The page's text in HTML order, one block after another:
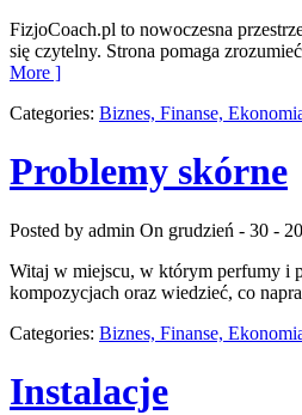
FizjoCoach.pl to nowoczesna
się czytelny. Strona pomaga
More ]
Categories: Biznes, Finanse,
Problemy skórne
Posted by admin On grudzień - 30 -
Witaj w miejscu, w którym perfumy i
kompozycjach oraz wiedzieć, co
Categories: Biznes, Finanse,
Instalacje